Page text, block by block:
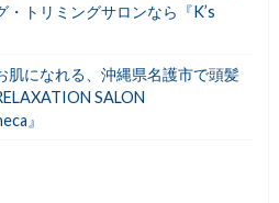
・トリミングサロンなら『K’s
肌になれる、沖縄県名護市で頭髪
SALON
』